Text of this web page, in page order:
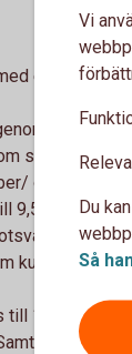
en
att ta ut
ska
oktober.
9,50 kr/euro.
0,5
10,50 kr/
ökar
Vi
Du
Så